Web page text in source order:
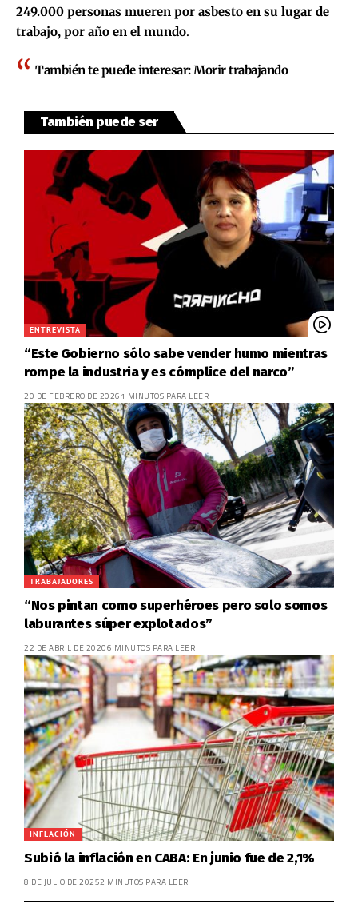
249.000 personas mueren por asbesto en su lugar de
trabajo, por año en el mundo.
También te puede interesar:Morir trabajando
También puede ser
ENTREVISTA
“Este Gobierno sólo sabe vender humo mientras
rompe la industria y es cómplice del narco”
20 DE FEBRERO DE 2026 1 MINUTOS PARA LEER
TRABAJADORES
“Nos pintan como superhéroes pero solo somos
laburantes súper explotados”
22 DE ABRIL DE 20206 MINUTOS PARA LEER
INFLACIÓN
Subió la inflación en CABA: En junio fue de 2,1%
8 DE JULIO DE 20252 MINUTOS PARA LEER